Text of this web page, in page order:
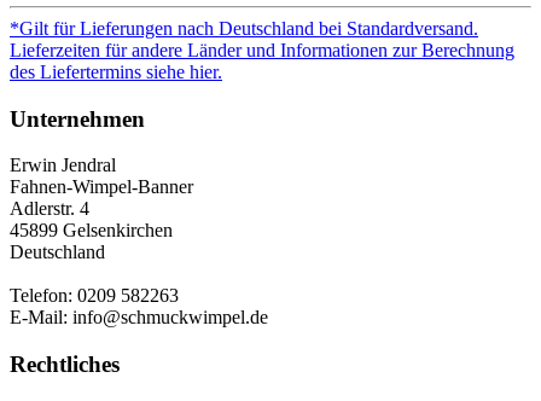
*Gilt für Lieferungen nach Deutschland bei Standardversand.
Lieferzeiten für andere Länder und Informationen zur Berechnung
des Liefertermins siehe hier.
Unternehmen
Erwin Jendral
Fahnen-Wimpel-Banner
Adlerstr. 4
45899 Gelsenkirchen
Deutschland
Telefon: 0209 582263
E-Mail: info@schmuckwimpel.de
Rechtliches